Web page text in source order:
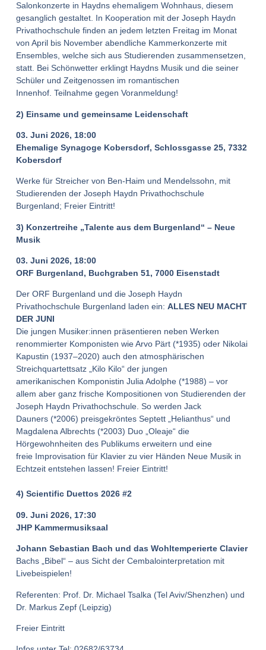
Salonkonzerte in Haydns ehemaligem Wohnhaus, diesem
gesanglich gestaltet. In Kooperation mit der Joseph Haydn
Privathochschule finden an jedem letzten Freitag im Monat
von April bis November abendliche Kammerkonzerte mit
Ensembles, welche sich aus Studierenden zusammensetzen,
statt. Bei Schönwetter erklingt Haydns Musik und die seiner
Schüler und Zeitgenossen im romantischen
Innenhof. Teilnahme gegen Voranmeldung!
2) Einsame und gemeinsame Leidenschaft
03. Juni 2026, 18:00
Ehemalige Synagoge Kobersdorf, Schlossgasse 25, 7332
Kobersdorf
Werke für Streicher von Ben-Haim und Mendelssohn, mit
Studierenden der Joseph Haydn Privathochschule
Burgenland; Freier Eintritt!
3) Konzertreihe „Talente aus dem Burgenland“ – Neue
Musik
03. Juni 2026, 18:00
ORF Burgenland, Buchgraben 51, 7000 Eisenstadt
Der ORF Burgenland und die Joseph Haydn
Privathochschule Burgenland laden ein: ALLES NEU MACHT
DER JUNI
Die jungen Musiker:innen präsentieren neben Werken
renommierter Komponisten wie Arvo Pärt (*1935) oder Nikolai
Kapustin (1937–2020) auch den atmosphärischen
Streichquartettsatz „Kilo Kilo“ der jungen
amerikanischen Komponistin Julia Adolphe (*1988) – vor
allem aber ganz frische Kompositionen von Studierenden der
Joseph Haydn Privathochschule. So werden Jack
Dauners (*2006) preisgekröntes Septett „Helianthus“ und
Magdalena Albrechts (*2003) Duo „Oleaje“ die
Hörgewohnheiten des Publikums erweitern und eine
freie Improvisation für Klavier zu vier Händen Neue Musik in
Echtzeit entstehen lassen! Freier Eintritt!
4) Scientific Duettos 2026 #2
09. Juni 2026, 17:30
JHP Kammermusiksaal
Johann Sebastian Bach und das Wohltemperierte Clavier
Bachs „Bibel“ – aus Sicht der Cembalointerpretation mit
Livebeispielen!
Referenten: Prof. Dr. Michael Tsalka (Tel Aviv/Shenzhen) und
Dr. Markus Zepf (Leipzig)
Freier Eintritt